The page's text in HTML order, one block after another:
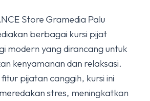
Store Gramedia Palu
berbagai kursi pijat
modern yang dirancang untuk
kenyamanan dan relaksasi.
pijatan canggih, kursi ini
stres, meningkatkan